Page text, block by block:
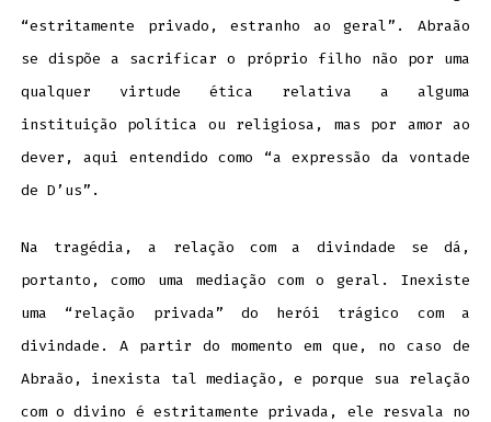
“estritamente privado, estranho ao geral”. Abraão
se dispõe a sacrificar o próprio filho não por uma
qualquer virtude ética relativa a alguma
instituição política ou religiosa, mas por amor ao
dever, aqui entendido como “a expressão da vontade
de D’us”.
Na tragédia, a relação com a divindade se dá,
portanto, como uma mediação com o geral. Inexiste
uma “relação privada” do herói trágico com a
divindade. A partir do momento em que, no caso de
Abraão, inexista tal mediação, e porque sua relação
com o divino é estritamente privada, ele resvala no